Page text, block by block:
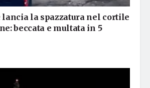
lancia la spazzatura nel cortile
beccata e multata in 5